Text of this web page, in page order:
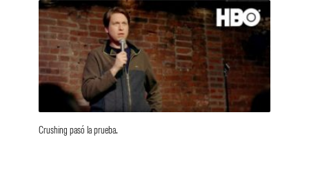
Crushing pasó la prueba.